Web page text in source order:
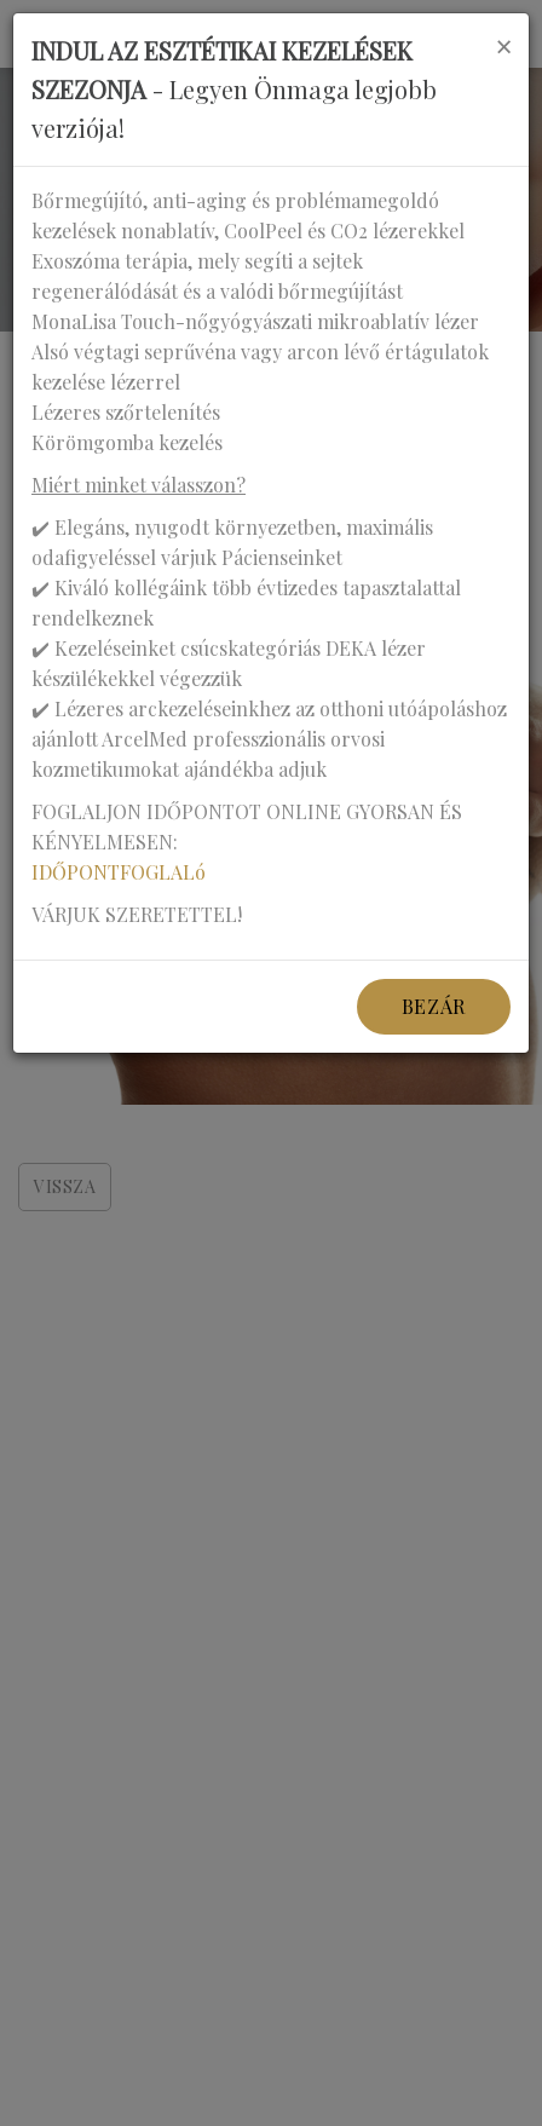
SZAKRENDELÉSEK
Főoldal
Szakrendelések
Emlő-onkoplasztika
Szakorvosunk:
Dr. Ottlakán Aurél
Rendelési idő:
Hétfő: 16-18 óra
VISSZA
INDUL AZ ESZTÉTIKAI KEZELÉSEK
SZEZONJA - Legyen Önmaga legjobb
verziója!
×
Bőrmegújító, anti-aging és problémamegoldó
kezelések nonablatív, CoolPeel és CO2 lézerekkel
Exoszóma terápia, mely segíti a sejtek
regenerálódását és a valódi bőrmegújítást
MonaLisa Touch-nőgyógyászati mikroablatív lézer
Alsó végtagi seprűvéna vagy arcon lévő értágulatok
kezelése lézerrel
Lézeres szőrtelenítés
Körömgomba kezelés
Miért minket válasszon?
✔️ Elegáns, nyugodt környezetben, maximális
odafigyeléssel várjuk Pácienseinket
✔️ Kiváló kollégáink több évtizedes tapasztalattal
rendelkeznek
✔️ Kezeléseinket csúcskategóriás DEKA lézer
készülékekkel végezzük
✔️ Lézeres arckezeléseinkhez az otthoni utóápoláshoz
ajánlott ArcelMed professzionális orvosi
kozmetikumokat ajándékba adjuk
FOGLALJON IDŐPONTOT ONLINE GYORSAN ÉS
KÉNYELMESEN:
IDŐPONTFOGLALó
VÁRJUK SZERETETTEL!
BEZÁR